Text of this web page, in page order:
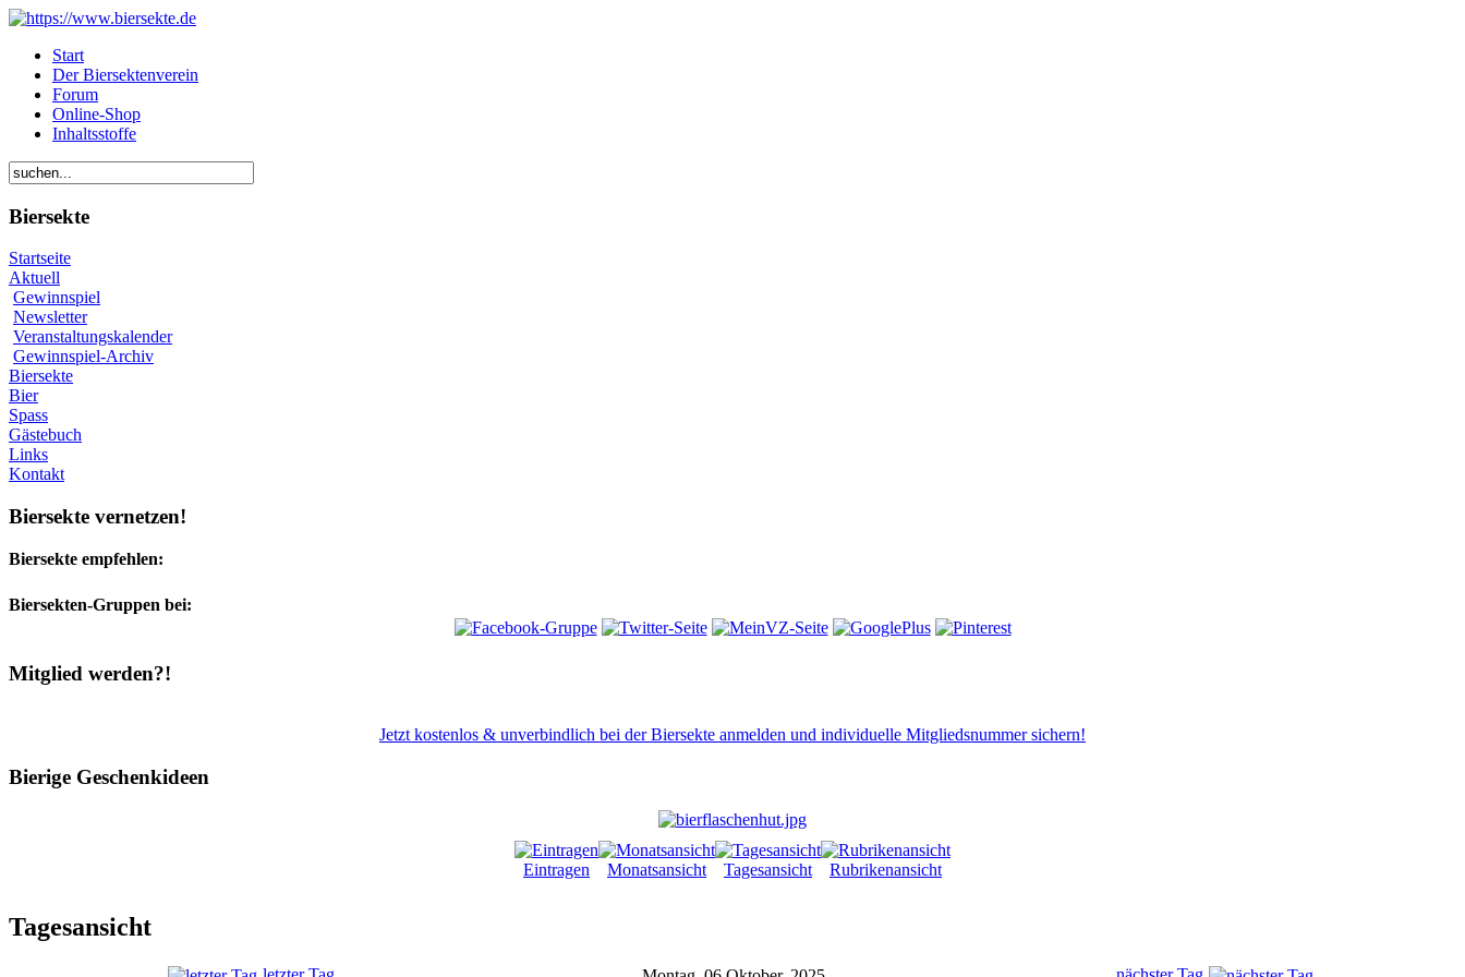
Start
Der Biersektenverein
Forum
Online-Shop
Inhaltsstoffe
Biersekte
Startseite
Aktuell
Gewinnspiel
Newsletter
Veranstaltungskalender
Gewinnspiel-Archiv
Biersekte
Bier
Spass
Gästebuch
Links
Kontakt
Biersekte vernetzen!
Biersekte empfehlen:
Biersekten-Gruppen bei:
Mitglied werden?!
Jetzt kostenlos & unverbindlich bei der Biersekte anmelden und individuelle Mitgliedsnummer sichern!
Bierige Geschenkideen
Eintragen Monatsansicht Tagesansicht Rubrikenansicht
Tagesansicht